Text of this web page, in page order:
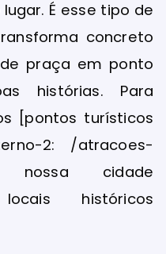
É esse tipo de
concreto
praça em ponto
histórias. Para
[pontos turísticos
2: /atracoes-
nossa cidade
históricos